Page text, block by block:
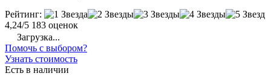
Рейтинг:
4,24/5 183 оценок
Загрузка...
Помочь с выбором?
Узнать стоимость
Есть в наличии